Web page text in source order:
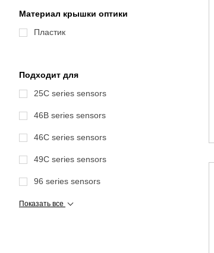
Материал крышки оптики
Пластик
Подходит для
25C series sensors
46B series sensors
46C series sensors
49C series sensors
96 series sensors
Показать все